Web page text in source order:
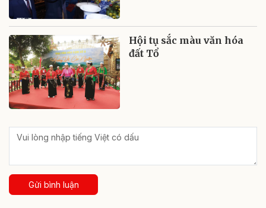
Hội tụ sắc màu văn hóa
đất Tổ
Gửi bình luận